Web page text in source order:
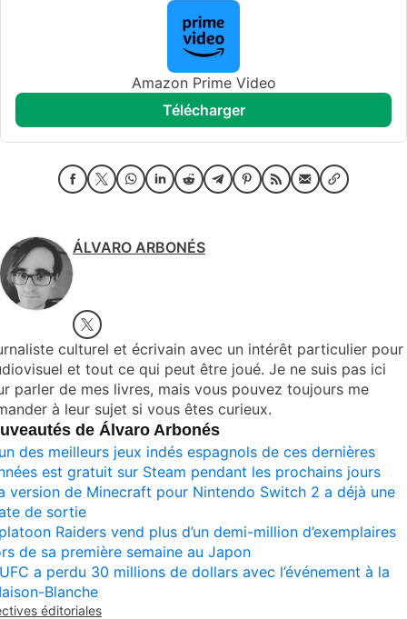
Amazon Prime Video
télécharger
ÁLVARO ARBONÉS
culturel et écrivain avec un intérêt particulier pour
et tout ce qui peut être joué. Je ne suis pas ici
parler de mes livres, mais vous pouvez toujours me
à leur sujet si vous êtes curieux.
de Álvaro Arbonés
des meilleurs jeux indés espagnols de ces dernières
est gratuit sur Steam pendant les prochains jours
version de Minecraft pour Nintendo Switch 2 a déjà une
de sortie
Raiders vend plus d’un demi-million d’exemplaires
de sa première semaine au Japon
a perdu 30 millions de dollars avec l’événement à la
Blanche
éditoriales